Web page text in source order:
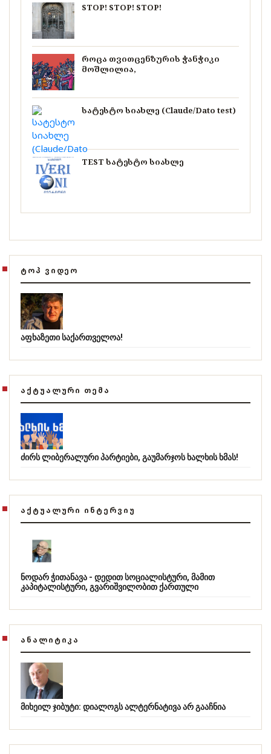
STOP! STOP! STOP!
როცა თვითცენზურის ჭანჭიკი
მოშლილია,
სატესტო სიახლე (Claude/Dato test)
TEST სატესტო სიახლე
ᲢᲝᲞ ᲕᲘᲓᲔᲝ
აფხაზეთი საქართველოა!
ᲐᲥᲢᲣᲐᲚᲣᲠᲘ ᲗᲔᲛᲐ
ძირს ლიბერალური პარტიები, გაუმარჯოს ხალხის ხმას!
ᲐᲥᲢᲣᲐᲚᲣᲠᲘ ᲘᲜᲢᲔᲠᲕᲘᲣ
ნოდარ ჭითანავა - დედით სოციალისტური, მამით
კაპიტალისტური, გვარიშვილობით ქართული
ᲐᲜᲐᲚᲘᲢᲘᲙᲐ
მიხეილ ჯიბუტი: დიალოგს ალტერნატივა არ გააჩნია